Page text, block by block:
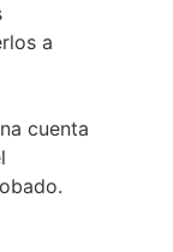
a
cuenta